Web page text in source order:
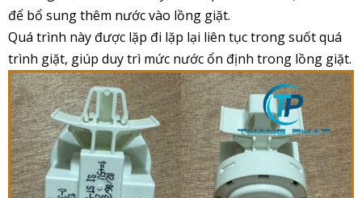
để bổ sung thêm nước vào lồng giặt.
Quá trình này được lặp đi lặp lại liên tục trong suốt quá
trình giặt, giúp duy trì mức nước ổn định trong lồng giặt.